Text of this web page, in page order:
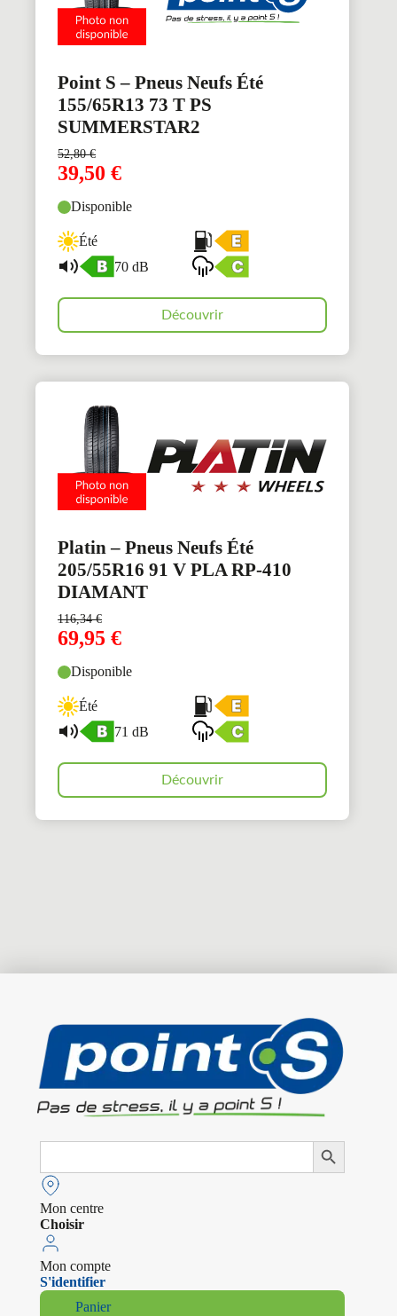
Point S – Pneus Neufs Été
155/65R13 73 T PS
SUMMERSTAR2
52,80€
39,50 €
Disponible
Été
70 dB
Découvrir
Platin – Pneus Neufs Été
205/55R16 91 V PLA RP-410
DIAMANT
116,34€
69,95 €
Disponible
Été
71 dB
Découvrir
Search
Search Button
Mon centre
Choisir
Mon compte
S'identifier
Panier